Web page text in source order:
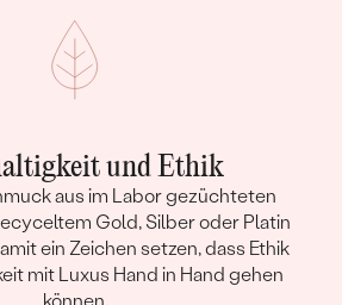
und Ethik
aus im Labor gezüchteten
Gold, Silber oder Platin
ein Zeichen setzen, dass Ethik
mit Luxus Hand in Hand gehen
können.